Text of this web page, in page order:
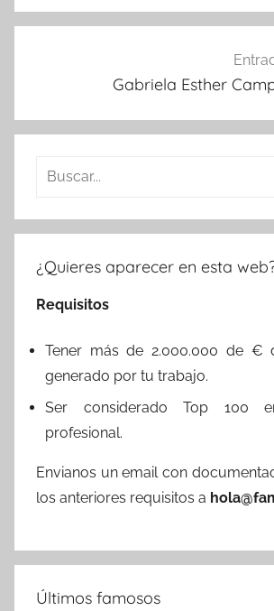
Gabriela Esther
Buscar:
¿Quieres aparecer en esta
Requisitos
Tener más de 2.000.000 de €
generado por tu trabajo.
Ser considerado Top 100
profesional.
Envianos un email con
los anteriores requisitos a
Últimos famosos